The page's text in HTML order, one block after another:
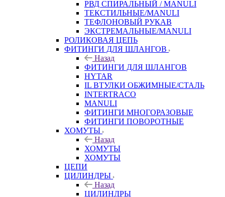
РВД СПИРАЛЬНЫЙ / MANULI
ТЕКСТИЛЬНЫЕ/MANULI
ТЕФЛОНОВЫЙ РУКАВ
ЭКСТРЕМАЛЬНЫЕ/MANULI
РОЛИКОВАЯ ЦЕПЬ
ФИТИНГИ ДЛЯ ШЛАНГОВ
Назад
ФИТИНГИ ДЛЯ ШЛАНГОВ
HYTAR
IL ВТУЛКИ ОБЖИМНЫЕ/СТАЛЬ
INTERTRACO
MANULI
ФИТИНГИ МНОГОРАЗОВЫЕ
ФИТИНГИ ПОВОРОТНЫЕ
ХОМУТЫ
Назад
ХОМУТЫ
ХОМУТЫ
ЦЕПИ
ЦИЛИНДРЫ
Назад
ЦИЛИНДРЫ